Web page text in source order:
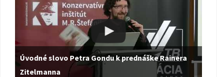
Úvodné slovo Petra Gondu k prednáške Rainera
Zitelmanna